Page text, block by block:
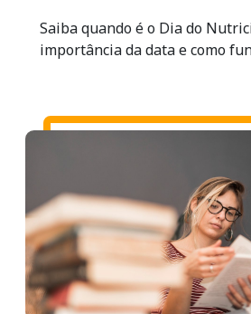
Saiba quando é o Dia do
importância da data e como